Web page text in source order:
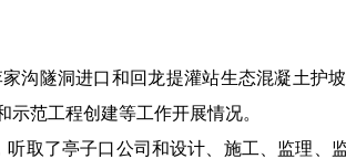
沟隧洞进口和回龙提灌站生态混凝土护
范工程创建等工作开展情况。
取了亭子口公司和设计、施工、监理、